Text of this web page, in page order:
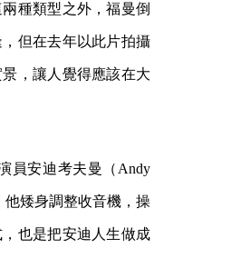
種類型之外，福曼倒
但在去年以此片拍攝
，讓人覺得應該在大
員安迪考夫曼（Andy
他矮身調整收音機，操
也是把安迪人生做成